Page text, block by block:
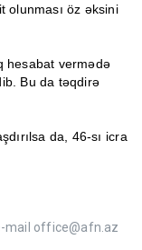
olunması öz əksini
hesabat vermədə
Bu da təqdirə
da, 46-sı icra
mail office@afn.az